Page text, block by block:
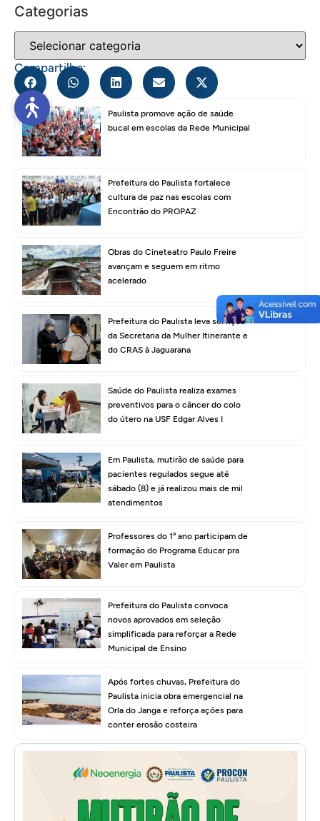
Categorias
Compartilhe:
Paulista promove ação de saúde
bucal em escolas da Rede Municipal
Prefeitura do Paulista fortalece
cultura de paz nas escolas com
Encontrão do PROPAZ
Obras do Cineteatro Paulo Freire
avançam e seguem em ritmo
acelerado
Prefeitura do Paulista leva serviços
da Secretaria da Mulher Itinerante e
do CRAS à Jaguarana
Saúde do Paulista realiza exames
preventivos para o câncer do colo
do útero na USF Edgar Alves I
Em Paulista, mutirão de saúde para
pacientes regulados segue até
sábado (8) e já realizou mais de mil
atendimentos
Professores do 1º ano participam de
formação do Programa Educar pra
Valer em Paulista
Prefeitura do Paulista convoca
novos aprovados em seleção
simplificada para reforçar a Rede
Municipal de Ensino
Após fortes chuvas, Prefeitura do
Paulista inicia obra emergencial na
Orla do Janga e reforça ações para
conter erosão costeira